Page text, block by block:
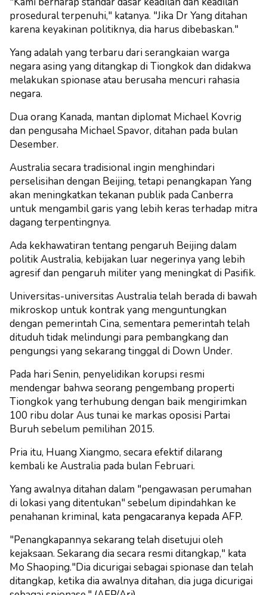
prosedural terpenuhi," katanya. "Jika Dr Yang ditahan
karena keyakinan politiknya, dia harus dibebaskan."
Yang adalah yang terbaru dari serangkaian warga
negara asing yang ditangkap di Tiongkok dan didakwa
melakukan spionase atau berusaha mencuri rahasia
negara.
Dua orang Kanada, mantan diplomat Michael Kovrig
dan pengusaha Michael Spavor, ditahan pada bulan
Desember.
Australia secara tradisional ingin menghindari
perselisihan dengan Beijing, tetapi penangkapan Yang
akan meningkatkan tekanan publik pada Canberra
untuk mengambil garis yang lebih keras terhadap mitra
dagang terpentingnya.
Ada kekhawatiran tentang pengaruh Beijing dalam
politik Australia, kebijakan luar negerinya yang lebih
agresif dan pengaruh militer yang meningkat di Pasifik.
Universitas-universitas Australia telah berada di bawah
mikroskop untuk kontrak yang menguntungkan
dengan pemerintah Cina, sementara pemerintah telah
dituduh tidak melindungi para pembangkang dan
pengungsi yang sekarang tinggal di Down Under.
Pada hari Senin, penyelidikan korupsi resmi
mendengar bahwa seorang pengembang properti
Tiongkok yang terhubung dengan baik mengirimkan
100 ribu dolar Aus tunai ke markas oposisi Partai
Buruh sebelum pemilihan 2015.
Pria itu, Huang Xiangmo, secara efektif dilarang
kembali ke Australia pada bulan Februari.
Yang awalnya ditahan dalam "pengawasan perumahan
di lokasi yang ditentukan" sebelum dipindahkan ke
penahanan kriminal, kata pengacaranya kepada AFP.
"Penangkapannya sekarang telah disetujui oleh
kejaksaan. Sekarang dia secara resmi ditangkap," kata
Mo Shaoping."Dia dicurigai sebagai spionase dan telah
ditangkap, ketika dia awalnya ditahan, dia juga dicurigai